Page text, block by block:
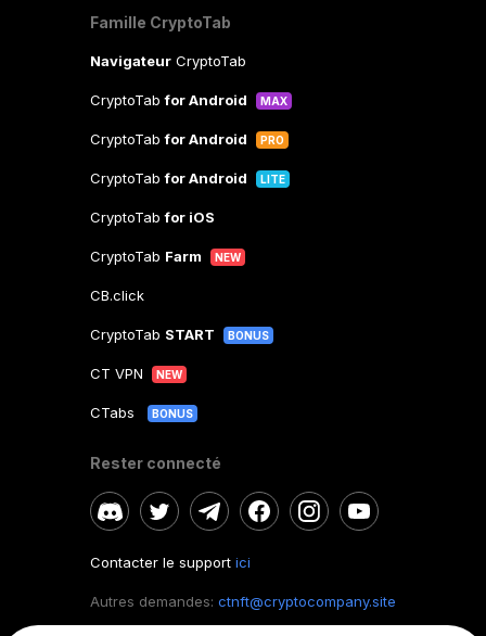
Famille CryptoTab
Navigateur CryptoTab
CryptoTabfor Android MAX
CryptoTabfor Android PRO
CryptoTabfor Android LITE
CryptoTabfor iOS
CryptoTab Farm NEW
CB.click
CryptoTab START BONUS
CT VPN NEW
CTabs BONUS
Rester connecté
Contacter le support ici
Autres demandes: ctnft@cryptocompany.site